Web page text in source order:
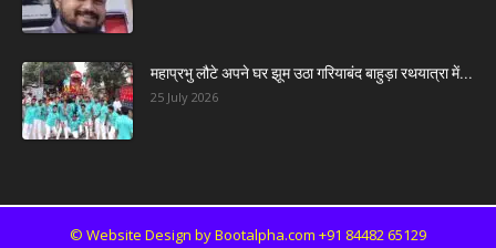
महाप्रभु लौटे अपने घर झूम उठा गरियाबंद बाहुड़ा रथयात्रा में...
25 July 2026
© Website Design by Bootalpha.com +91 84482 65129